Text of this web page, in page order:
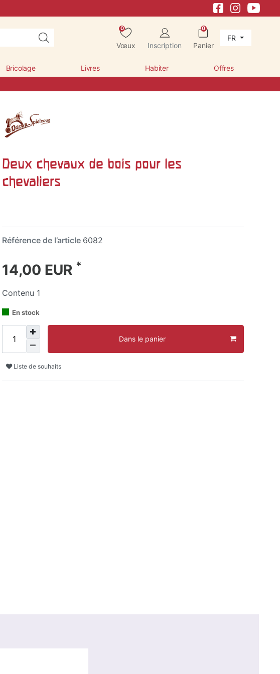
0
Vœux Inscription
0
Panier
FR
Bricolage Livres Habiter Offres
Deux chevaux de bois pour les
chevaliers
Référence de l’article 6082
14,00 EUR *
Contenu 1
En stock
Dans le panier
Liste de souhaits